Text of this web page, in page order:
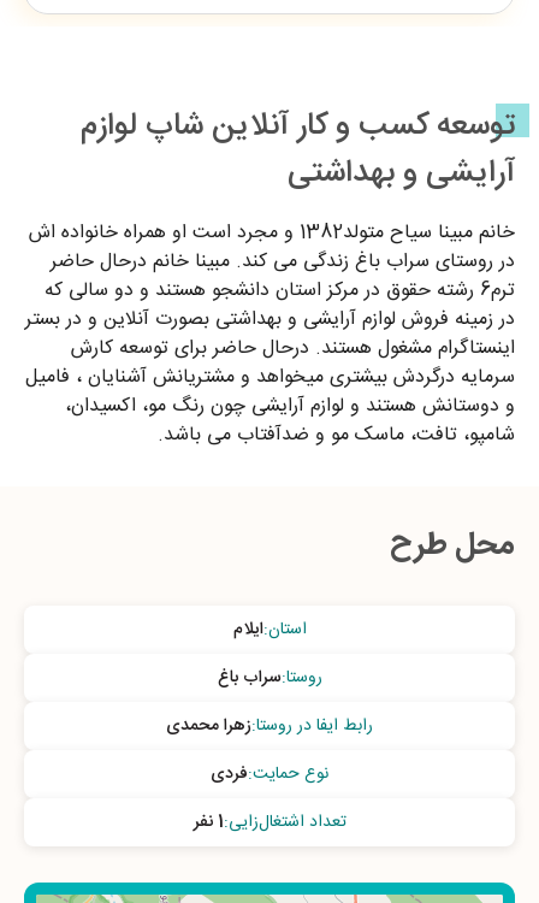
توسعه کسب و کار آنلاین شاپ لوازم
آرایشی و بهداشتی
خانم مبینا سیاح متولد1382 و مجرد است او همراه خانواده اش
در روستای سراب باغ زندگی می کند. مبینا خانم درحال حاضر
ترم6 رشته حقوق در مرکز استان دانشجو هستند و دو سالی که
در زمینه فروش لوازم آرایشی و بهداشتی بصورت آنلاین و در بستر
اینستاگرام مشغول هستند. درحال حاضر برای توسعه کارش
سرمایه درگردش بیشتری میخواهد و مشتریانش آشنایان ، فامیل
و دوستانش هستند و لوازم آرایشی چون رنگ مو، اکسیدان،
شامپو، تافت، ماسک مو و ضدآفتاب می باشد.
محل طرح
استان:ایلام
روستا:سراب باغ
رابط ایفا در روستا:زهرا محمدی
نوع حمایت:فردی
تعداد اشتغال‌زایی:1 نفر